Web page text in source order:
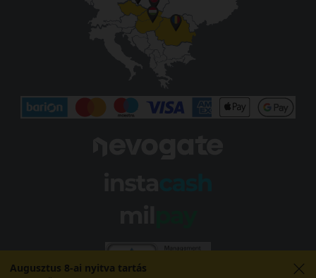
Augusztus 8-ai nyitva tartás